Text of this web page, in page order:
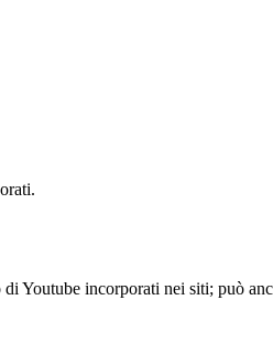
Youtube incorporati nei siti; può